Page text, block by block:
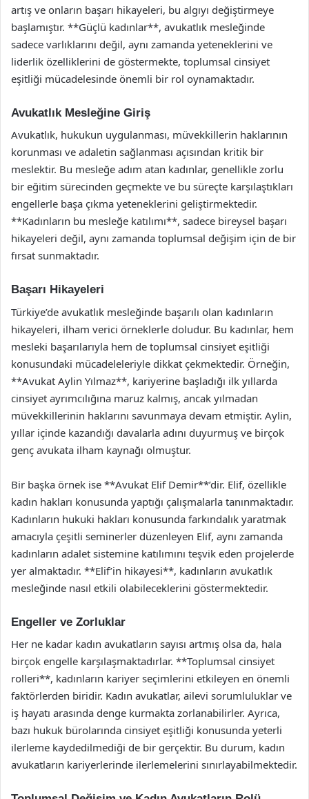
artış ve onların başarı hikayeleri, bu algıyı değiştirmeye
başlamıştır. **Güçlü kadınlar**, avukatlık mesleğinde
sadece varlıklarını değil, aynı zamanda yeteneklerini ve
liderlik özelliklerini de göstermekte, toplumsal cinsiyet
eşitliği mücadelesinde önemli bir rol oynamaktadır.
Avukatlık Mesleğine Giriş
Avukatlık, hukukun uygulanması, müvekkillerin haklarının
korunması ve adaletin sağlanması açısından kritik bir
meslektir. Bu mesleğe adım atan kadınlar, genellikle zorlu
bir eğitim sürecinden geçmekte ve bu süreçte karşılaştıkları
engellerle başa çıkma yeteneklerini geliştirmektedir.
**Kadınların bu mesleğe katılımı**, sadece bireysel başarı
hikayeleri değil, aynı zamanda toplumsal değişim için de bir
fırsat sunmaktadır.
Başarı Hikayeleri
Türkiye’de avukatlık mesleğinde başarılı olan kadınların
hikayeleri, ilham verici örneklerle doludur. Bu kadınlar, hem
mesleki başarılarıyla hem de toplumsal cinsiyet eşitliği
konusundaki mücadeleleriyle dikkat çekmektedir. Örneğin,
**Avukat Aylin Yılmaz**, kariyerine başladığı ilk yıllarda
cinsiyet ayrımcılığına maruz kalmış, ancak yılmadan
müvekkillerinin haklarını savunmaya devam etmiştir. Aylin,
yıllar içinde kazandığı davalarla adını duyurmuş ve birçok
genç avukata ilham kaynağı olmuştur.
Bir başka örnek ise **Avukat Elif Demir**’dir. Elif, özellikle
kadın hakları konusunda yaptığı çalışmalarla tanınmaktadır.
Kadınların hukuki hakları konusunda farkındalık yaratmak
amacıyla çeşitli seminerler düzenleyen Elif, aynı zamanda
kadınların adalet sistemine katılımını teşvik eden projelerde
yer almaktadır. **Elif’in hikayesi**, kadınların avukatlık
mesleğinde nasıl etkili olabileceklerini göstermektedir.
Engeller ve Zorluklar
Her ne kadar kadın avukatların sayısı artmış olsa da, hala
birçok engelle karşılaşmaktadırlar. **Toplumsal cinsiyet
rolleri**, kadınların kariyer seçimlerini etkileyen en önemli
faktörlerden biridir. Kadın avukatlar, ailevi sorumluluklar ve
iş hayatı arasında denge kurmakta zorlanabilirler. Ayrıca,
bazı hukuk bürolarında cinsiyet eşitliği konusunda yeterli
ilerleme kaydedilmediği de bir gerçektir. Bu durum, kadın
avukatların kariyerlerinde ilerlemelerini sınırlayabilmektedir.